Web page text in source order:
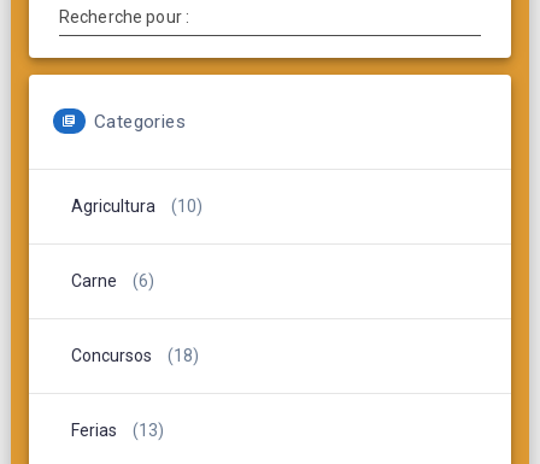
Recherche pour :
Categories
Agricultura (10)
Carne (6)
Concursos (18)
Ferias (13)